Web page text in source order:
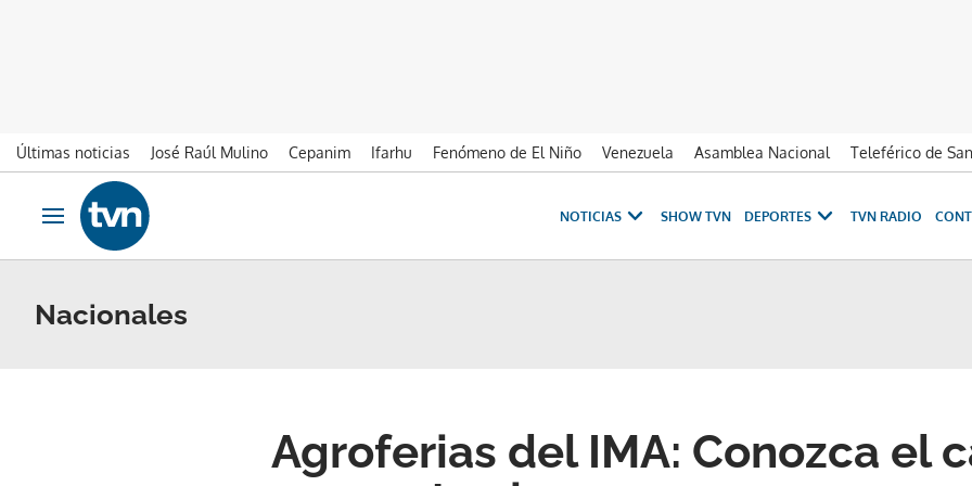
Últimas noticias José Raúl Mulino Cepanim Ifarhu Fenómeno de El Niño Venezuela Asamblea Nacional Teleférico de
Ir al contenido
Obrir navegació
NOTICIAS SHOW TVN DEPORTES TVN RADIO
Nacionales
Agroferias del IMA: Conozca el